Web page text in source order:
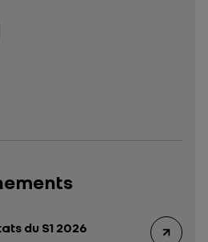
du S1 2026